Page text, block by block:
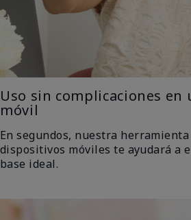
Uso sin complicaciones
móvil
En segundos, nuestra
dispositivos móviles te ayudará a
base ideal.